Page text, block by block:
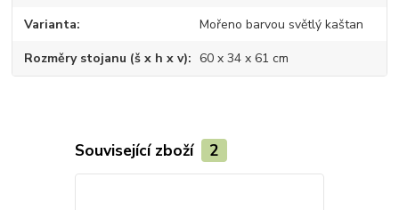
Varianta Mořeno barvou světlý kaštan
Rozměry stojanu (š x h x v) 60 x 34 x 61 cm
Související zboží 2